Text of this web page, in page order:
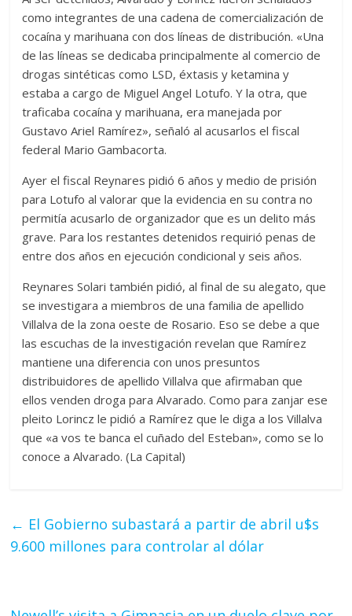
como integrantes de una cadena de comercialización de
cocaína y marihuana con dos líneas de distribución. «Una
de las líneas se dedicaba principalmente al comercio de
drogas sintéticas como LSD, éxtasis y ketamina y
estaba a cargo de Miguel Angel Lotufo. Y la otra, que
traficaba cocaína y marihuana, era manejada por
Gustavo Ariel Ramírez», señaló al acusarlos el fiscal
federal Mario Gambacorta.
Ayer el fiscal Reynares pidió 6 años y medio de prisión
para Lotufo al valorar que la evidencia en su contra no
permitía acusarlo de organizador que es un delito más
grave. Para los restantes detenidos requirió penas de
entre dos años en ejecución condicional y seis años.
Reynares Solari también pidió, al final de su alegato, que
se investigara a miembros de una familia de apellido
Villalva de la zona oeste de Rosario. Eso se debe a que
las escuchas de la investigación revelan que Ramírez
mantiene una diferencia con unos presuntos
distribuidores de apellido Villalva que afirmaban que
ellos venden droga para Alvarado. Como para zanjar ese
pleito Lorincz le pidió a Ramírez que le diga a los Villalva
que «a vos te banca el cuñado del Esteban», como se lo
conoce a Alvarado. (La Capital)
← El Gobierno subastará a partir de abril u$s
9.600 millones para controlar al dólar